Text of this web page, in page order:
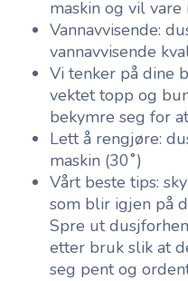
maskin og vil vare
Vannavvisende:
vannavvisende
Vi tenker på dine
vektet topp og
bekymre seg for
Lett å rengjøre:
maskin (30˚)
Vårt beste tips:
som blir igjen på
Spre ut
etter bruk slik at
seg pent og